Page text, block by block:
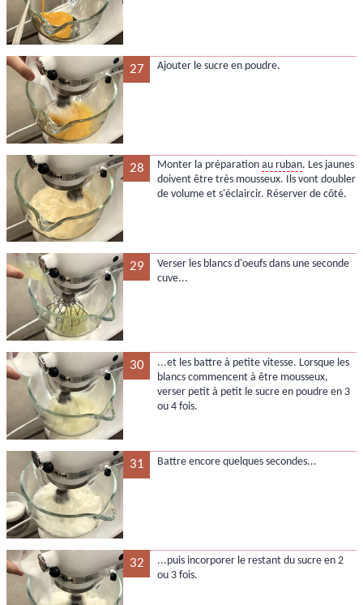
27 Ajouter le sucre en poudre.
28 Monter la préparation au ruban. Les jaunes
doivent être très mousseux. Ils vont doubler
de volume et s'éclaircir. Réserver de côté.
29
Verser les blancs d'oeufs dans une seconde
cuve...
30
...et les battre à petite vitesse. Lorsque les
blancs commencent à être mousseux,
verser petit à petit le sucre en poudre en 3
ou 4 fois.
31 Battre encore quelques secondes...
32
...puis incorporer le restant du sucre en 2
ou 3 fois.